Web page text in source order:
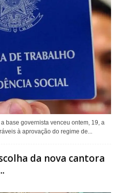
base governista venceu ontem, 19, a
à aprovação do regime de...
da nova cantora